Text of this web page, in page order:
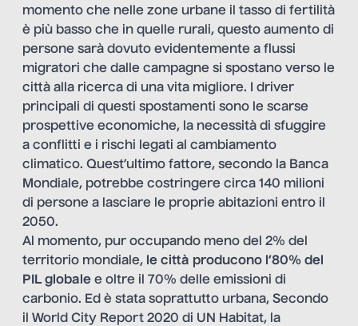
momento che nelle zone urbane il tasso di fertilità
è più basso che in quelle rurali, questo aumento di
persone sarà dovuto evidentemente a flussi
migratori che dalle campagne si spostano verso le
città alla ricerca di una vita migliore. I driver
principali di questi spostamenti sono le scarse
prospettive economiche, la necessità di sfuggire
a conflitti e i rischi legati al cambiamento
climatico. Quest’ultimo fattore, secondo la Banca
Mondiale, potrebbe costringere circa 140 milioni
di persone a lasciare le proprie abitazioni entro il
2050.
Al momento, pur occupando meno del 2% del
territorio mondiale, le città producono l’80% del
PIL globale e oltre il 70% delle emissioni di
carbonio. Ed è stata soprattutto urbana, Secondo
il World City Report 2020 di UN Habitat, la